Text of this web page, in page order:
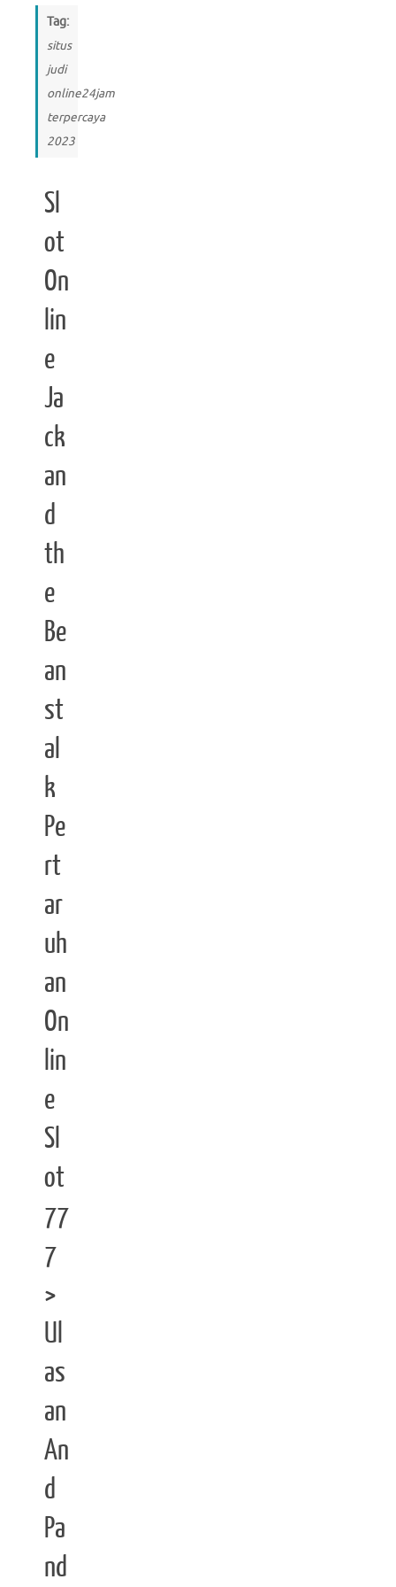
Tag:
situs
judi
online24jam
terpercaya
2023
Sl
ot
On
lin
e
Ja
ck
an
d
th
e
Be
an
st
al
k
Pe
rt
ar
uh
an
On
lin
e
Sl
ot
77
7
>
Ul
as
an
An
d
Pa
nd